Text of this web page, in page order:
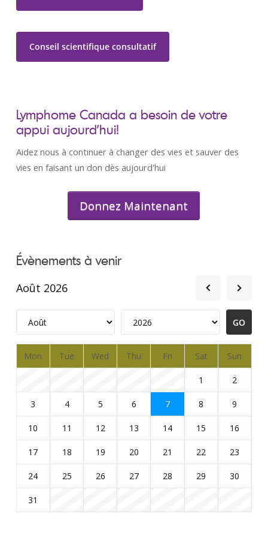
Conseil scientifique consultatif
Lymphome Canada a besoin de votre
appui aujourd’hui!
Aidez nous à continuer à changer des vies et sauver des
vies en faisant un don dès aujourd'hui
Donnez Maintenant
Évènements à venir
Août 2026
Mon Tue Wed Thu Fri Sat Sun
1 2
3 4 5 6 7 8 9
10 11 12 13 14 15 16
17 18 19 20 21 22 23
24 25 26 27 28 29 30
31